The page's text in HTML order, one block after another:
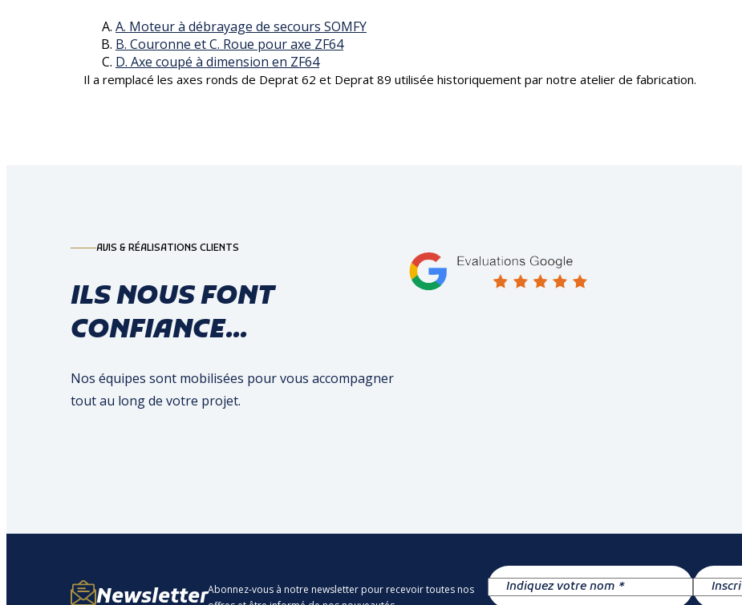
A. Moteur à débrayage de secours SOMFY
B. Couronne et C. Roue pour axe ZF64
D. Axe coupé à dimension en ZF64
Il a remplacé les axes ronds de Deprat 62 et Deprat 89 utilisée historiquement par notre atelier de fabrication.
AVIS & RÉALISATIONS CLIENTS
ILS NOUS FONT
CONFIANCE...
Nos équipes sont mobilisées pour vous accompagner
tout au long de votre projet.
NewsletterAbonnez-vous à notre newsletter pour recevoir toutes nos